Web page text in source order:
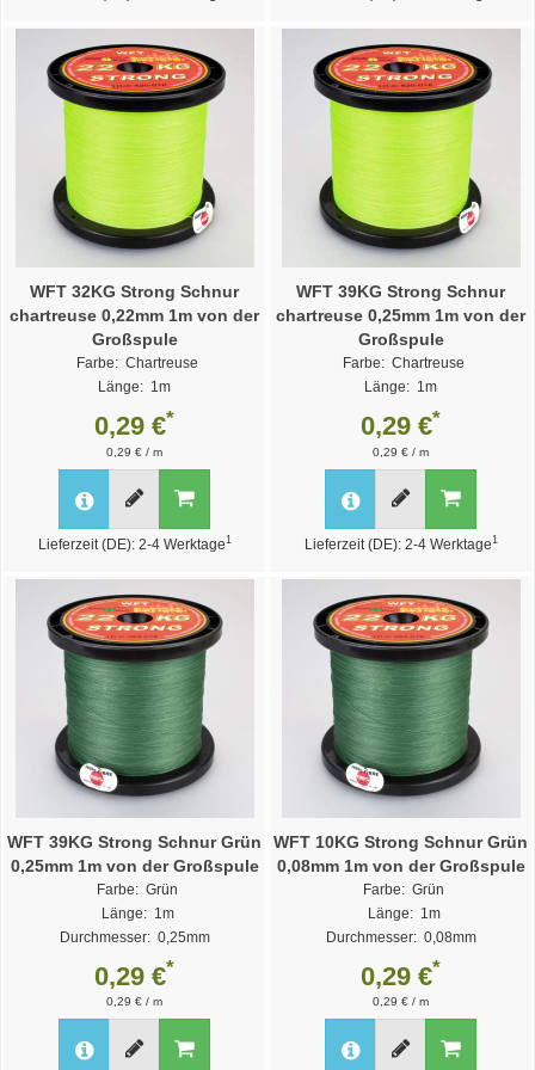
WFT 32KG Strong Schnur
chartreuse 0,22mm 1m von der
Großspule
Farbe: Chartreuse
Länge: 1m
Durchmesser: 0,22mm
Weitere Varianten >>
0,29 €*
0,29 € / m
Lieferzeit (DE): 2-4 Werktage1
WFT 39KG Strong Schnur
chartreuse 0,25mm 1m von der
Großspule
Farbe: Chartreuse
Länge: 1m
Durchmesser: 0,25mm
Weitere Varianten >>
0,29 €*
0,29 € / m
Lieferzeit (DE): 2-4 Werktage1
WFT 39KG Strong Schnur Grün
0,25mm 1m von der Großspule
Farbe: Grün
Länge: 1m
Durchmesser: 0,25mm
Weitere Varianten >>
0,29 €*
0,29 € / m
WFT 10KG Strong Schnur Grün
0,08mm 1m von der Großspule
Farbe: Grün
Länge: 1m
Durchmesser: 0,08mm
Weitere Varianten >>
0,29 €*
0,29 € / m